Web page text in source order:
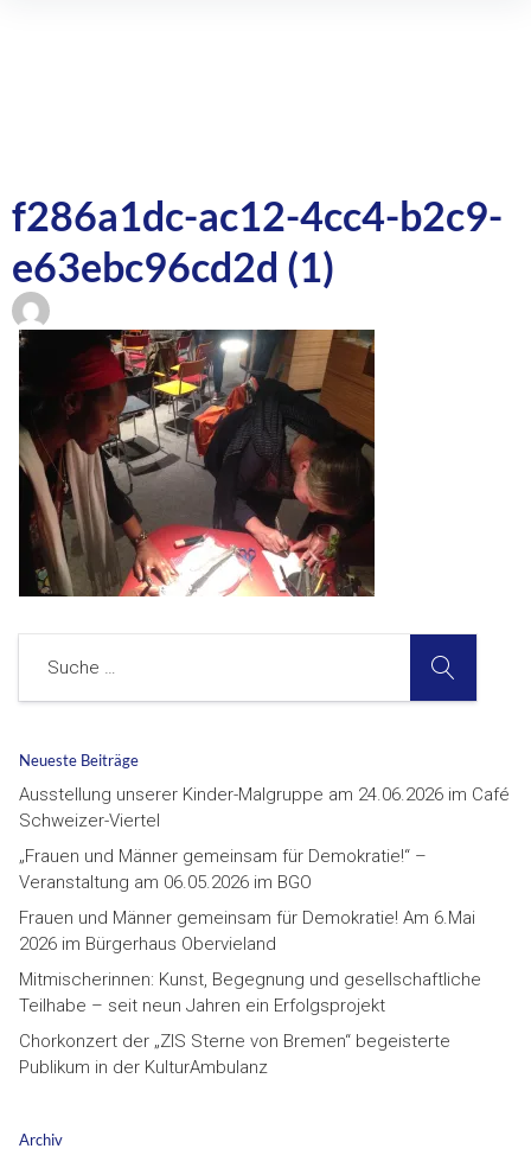
f286a1dc-ac12-4cc4-b2c9-
e63ebc96cd2d (1)
Beitragsnavigation
Neueste Beiträge
Ausstellung unserer Kinder-Malgruppe am 24.06.2026 im Café
Schweizer-Viertel
„Frauen und Männer gemeinsam für Demokratie!“ –
Veranstaltung am 06.05.2026 im BGO
Frauen und Männer gemeinsam für Demokratie! Am 6.Mai
2026 im Bürgerhaus Obervieland
Mitmischerinnen: Kunst, Begegnung und gesellschaftliche
Teilhabe – seit neun Jahren ein Erfolgsprojekt
Chorkonzert der „ZIS Sterne von Bremen“ begeisterte
Publikum in der KulturAmbulanz
Archiv